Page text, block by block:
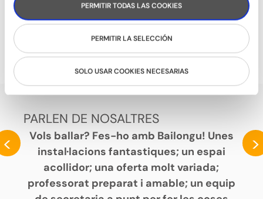
PERMITIR TODAS LAS COOKIES
PERMITIR LA SELECCIÓN
SOLO USAR COOKIES NECESARIAS
RODA CUBANA
PARLEN DE NOSALTRES
<
Vols ballar? Fes-ho amb Bailongu! Unes
instal·lacions fantastiques; un espai
acollidor; una oferta molt variada;
professorat preparat i amable; un equip
>